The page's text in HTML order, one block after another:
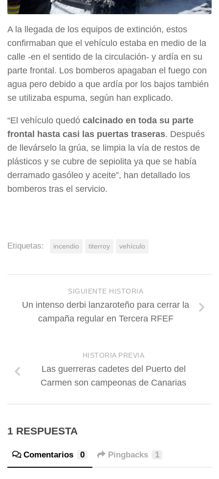
A la llegada de los equipos de extinción, estos
confirmaban que el vehículo estaba en medio de la
calle -en el sentido de la circulación- y ardía en su
parte frontal. Los bomberos apagaban el fuego con
agua pero debido a que ardía por los bajos también
se utilizaba espuma, según han explicado.
“El vehículo quedó calcinado en toda su parte
frontal hasta casi las puertas traseras. Después
de llevárselo la grúa, se limpia la vía de restos de
plásticos y se cubre de sepiolita ya que se había
derramado gasóleo y aceite”, han detallado los
bomberos tras el servicio.
Etiquetas: incendio titerroy vehículo
SIGUIENTE HISTORIA
Un intenso derbi lanzaroteño para cerrar la
campaña regular en Tercera RFEF
HISTORIA PREVIA
Las guerreras cadetes del Puerto del
Carmen son campeonas de Canarias
1 RESPUESTA
Comentarios 0 Pingbacks 1